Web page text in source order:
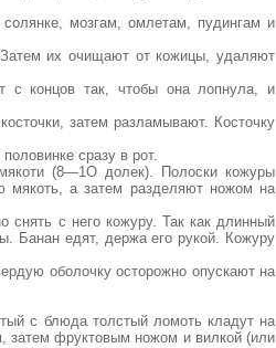
мозгам, омлетам, пудингам и
их очищают от кожицы, удаляют
с концов так, чтобы она лопнула, и
затем разламывают. Косточку
сразу в рот.
(8—1О долек). Полоски кожуры
мякоть, а затем разделяют ножом на
снять с него кожуру. Так как длинный
Банан едят, держа его рукой. Кожуру
оболочку осторожно опускают на
с блюда толстый ломоть кладут на
затем фруктовым ножом и вилкой (или